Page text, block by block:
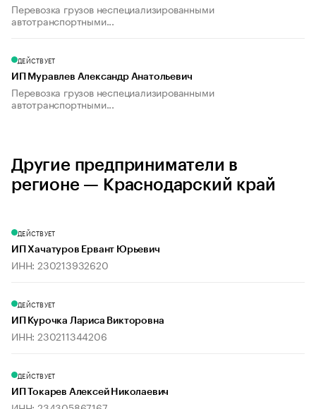
Перевозка грузов неспециализированными
автотранспортными...
ДЕЙСТВУЕТ
ИП Муравлев Александр Анатольевич
Перевозка грузов неспециализированными
автотранспортными...
Другие предприниматели в
регионе — Краснодарский край
ДЕЙСТВУЕТ
ИП Хачатуров Ервант Юрьевич
ИНН: 230213932620
ДЕЙСТВУЕТ
ИП Курочка Лариса Викторовна
ИНН: 230211344206
ДЕЙСТВУЕТ
ИП Токарев Алексей Николаевич